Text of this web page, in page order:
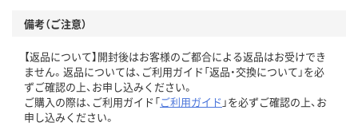
備考（ご注意）
【返品について】開封後はお客様のご都合による返品はお受けでき
ません。返品については、ご利用ガイド「返品・交換について」を必
ずご確認の上、お申し込みください。
ご購入の際は、ご利用ガイド「ご利用ガイド 」を必ずご確認の上、お
申し込みください。